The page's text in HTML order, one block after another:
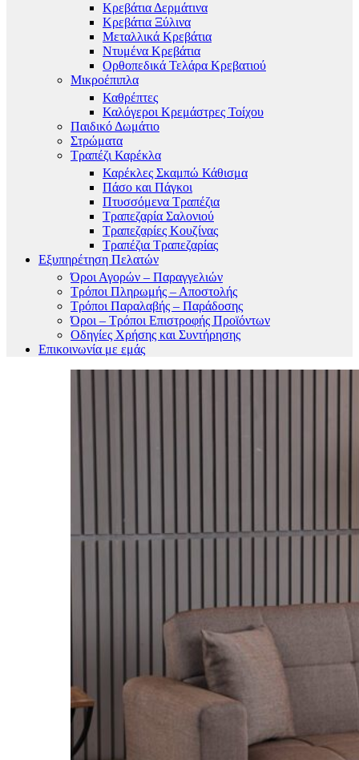
Κρεβάτια Δερμάτινα
Κρεβάτια Ξύλινα
Μεταλλικά Κρεβάτια
Ντυμένα Κρεβάτια
Ορθοπεδικά Τελάρα Κρεβατιού
Μικροέπιπλα
Καθρέπτες
Καλόγεροι Κρεμάστρες Τοίχου
Παιδικό Δωμάτιο
Στρώματα
Τραπέζι Καρέκλα
Καρέκλες Σκαμπώ Κάθισμα
Πάσο και Πάγκοι
Πτυσσόμενα Τραπέζια
Τραπεζαρία Σαλονιού
Τραπεζαρίες Κουζίνας
Τραπέζια Τραπεζαρίας
Εξυπηρέτηση Πελατών
Όροι Αγορών – Παραγγελιών
Τρόποι Πληρωμής – Αποστολής
Τρόποι Παραλαβής – Παράδοσης
Όροι – Τρόποι Επιστροφής Προϊόντων
Οδηγίες Χρήσης και Συντήρησης
Επικοινωνία με εμάς